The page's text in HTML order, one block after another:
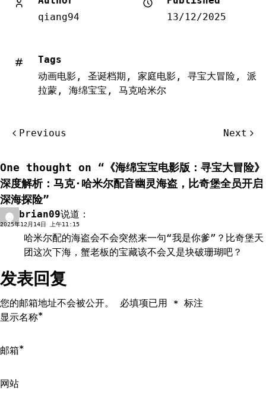
qiang94
13/12/2025
Tags
动画电影 , 圣诞档期 , 家庭电影 , 寻宝大冒险 , 派
拉蒙 , 海绵宝宝 , 马克哈米尔
航
Previous Next
One thought on “ 《海绵宝宝电影版：寻宝大冒险》
深度解析：马克·哈米尔配音幽灵海盗，比奇堡全员开启
深海探险”
brian09说道：
2025年12月14日 上午11:15
哈米尔配的海盗会不会突然来一句“我是你爹”？比奇堡天
团这次下海，蟹老板的宝藏该不会又是块破珊瑚吧？
发表回复
您的邮箱地址不会被公开。 必填项已用 * 标注
显示名称*
邮箱*
网站